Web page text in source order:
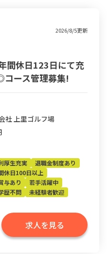
2026/8/5更新
間休日123日にて充
ース管理募集!
社 上里ゴルフ場
求人を見る
厚生充実
退職金制度あり
休日100日以上
与あり
若手活躍中
歴不問 未経験者歓迎